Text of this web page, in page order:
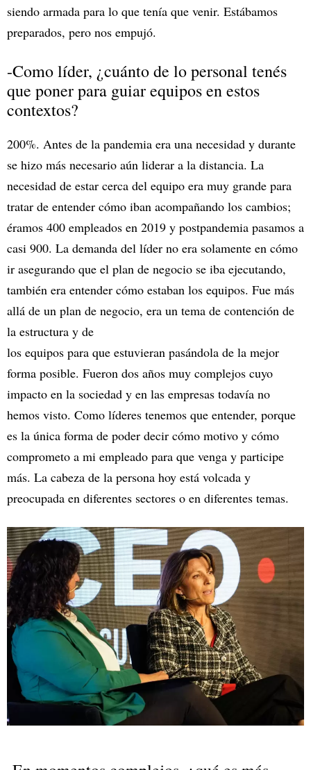
siendo armada para lo que tenía que venir. Estábamos
preparados, pero nos empujó.
-Como líder, ¿cuánto de lo personal tenés
que poner para guiar equipos en estos
contextos?
200%. Antes de la pandemia era una necesidad y durante
se hizo más necesario aún liderar a la distancia. La
necesidad de estar cerca del equipo era muy grande para
tratar de entender cómo iban acompañando los cambios;
éramos 400 empleados en 2019 y postpandemia pasamos a
casi 900. La demanda del líder no era solamente en cómo
ir asegurando que el plan de negocio se iba ejecutando,
también era entender cómo estaban los equipos. Fue más
allá de un plan de negocio, era un tema de contención de
la estructura y de
los equipos para que estuvieran pasándola de la mejor
forma posible. Fueron dos años muy complejos cuyo
impacto en la sociedad y en las empresas todavía no
hemos visto. Como líderes tenemos que entender, porque
es la única forma de poder decir cómo motivo y cómo
comprometo a mi empleado para que venga y participe
más. La cabeza de la persona hoy está volcada y
preocupada en diferentes sectores o en diferentes temas.